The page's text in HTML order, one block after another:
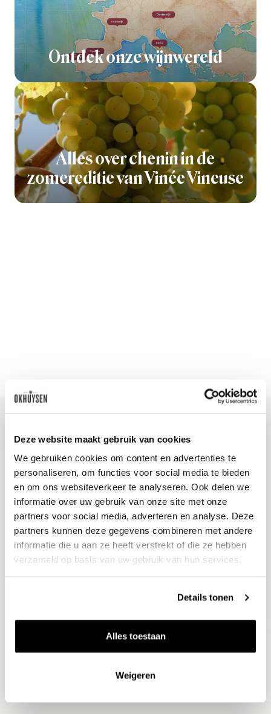
Deze website maakt gebruik van cookies
We gebruiken cookies om content en advertenties te
personaliseren, om functies voor social media te bieden
en om ons websiteverkeer te analyseren. Ook delen we
informatie over uw gebruik van onze site met onze
partners voor social media, adverteren en analyse. Deze
partners kunnen deze gegevens combineren met andere
informatie die u aan ze heeft verstrekt of die ze hebben
verzameld op basis van uw gebruik van hun services.
Details tonen
Alles toestaan
Weigeren
Ontdek onze wijnwereld
Alles over chenin in de
zomereditie van Vinée Vineuse
Blijf op de hoogte
Ontvang het laatste wijnnieuws, proeverijen en
evenementen
E-mailadres
Aanmelden
Thema's